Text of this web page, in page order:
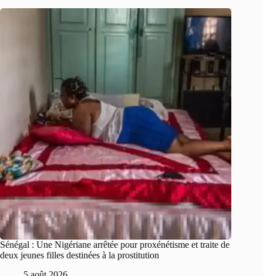
Sénégal : Une Nigériane arrêtée pour proxénétisme et traite de
deux jeunes filles destinées à la prostitution